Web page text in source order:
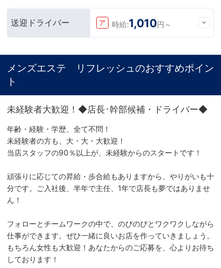
送迎ドライバー ア 時給:1,010円～
メンズエステ リフレッシュのおすすめポイン
ト
未経験者大歓迎！◆店長･幹部候補・ドライバー◆
年齢・経験・学歴、全て不問！
未経験者の方も、大・大・大歓迎！
当店スタッフの90％以上が、未経験からのスタートです！
頑張りに応じての昇給・歩合給もありますから、やりがいも十
分です。ご入社後、半年で主任、1年で店長も夢ではありませ
ん！
フォローとチームワークの中で、のびのびとワクワクしながら
仕事ができます。ぜひ一緒に良いお店を作っていきましょう。
もちろん女性も大歓迎！あなたからのご応募を、心よりお待ち
しております！